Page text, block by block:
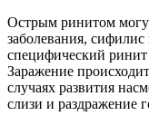
Острым ринитом
заболевания,
специфический
Заражение
случаях развития
слизи и раздражение